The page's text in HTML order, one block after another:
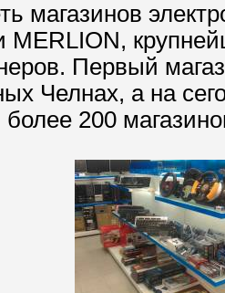
магазинов
MERLION,
Первый
Челнах, а на
200